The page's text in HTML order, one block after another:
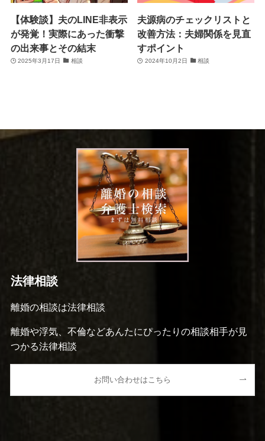
【体験談】夫のLINE非表示
が発覚！実際にあった衝撃
の出来事とその結末
2025年3月17日 相談
夫源病のチェックリストと
改善方法：夫婦関係を見直
すポイント
2024年10月2日 相談
法律相談
離婚の相談は法律相談
離婚や浮気、不倫などあんたにぴったりの相談相手が見
つかる法律相談
お問い合わせはこちら